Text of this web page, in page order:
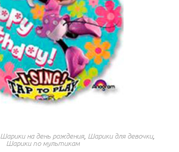
Шарики на день рождения, Шарики для девочки,
Шарики по мультикам